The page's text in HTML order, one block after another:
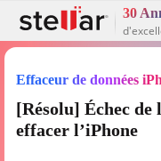
30
Effaceur de données
[Résolu] Échec
effacer l’iPhone